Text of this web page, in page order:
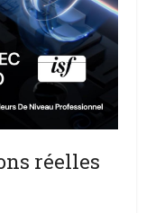
réelles